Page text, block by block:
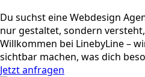
Du suchst eine Webdesign
nur gestaltet, sondern
Willkommen bei LinebyLine –
sichtbar machen, was dich
Jetzt anfragen